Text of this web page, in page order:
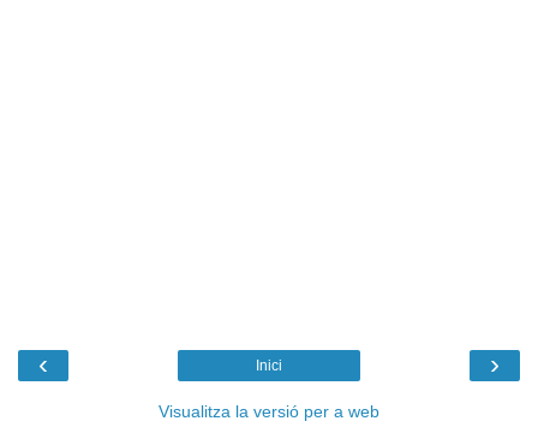
‹ ›
Inici
Visualitza la versió per a web